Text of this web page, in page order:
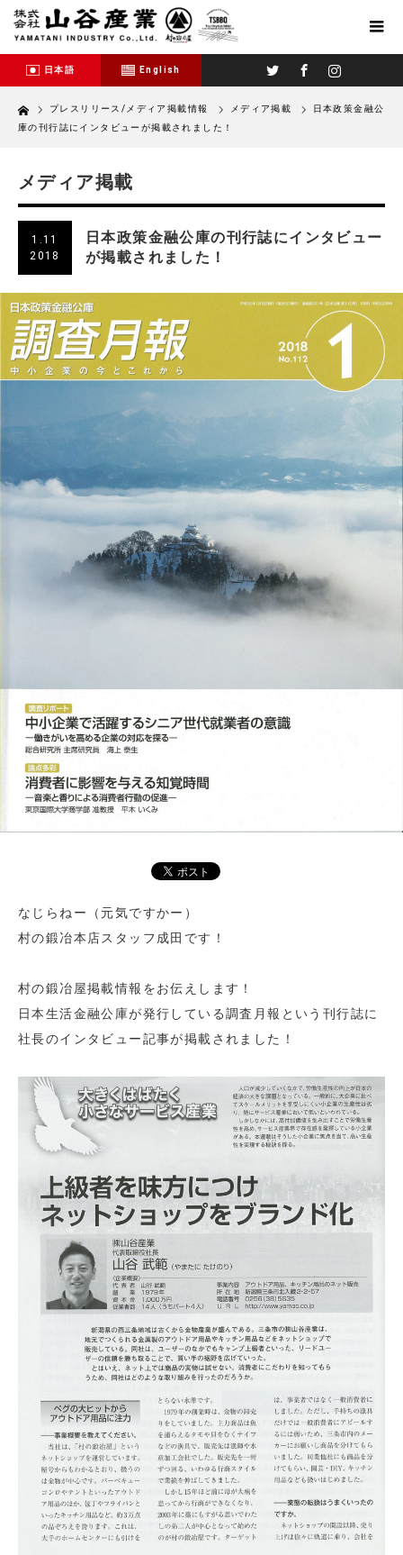
日本語 English
Home プレスリリース/メディア掲載情報 メディア掲載
日本政策金融公
庫の刊行誌にインタビューが掲載されました！
メディア掲載
1.11
2018
日本政策金融公庫の刊行誌にインタビュー
が掲載されました！
なじらねー（元気ですかー）
村の鍛冶本店スタッフ成田です！
村の鍛冶屋掲載情報をお伝えします！
日本生活金融公庫が発行している調査月報という刊行誌に
社長のインタビュー記事が掲載されました！